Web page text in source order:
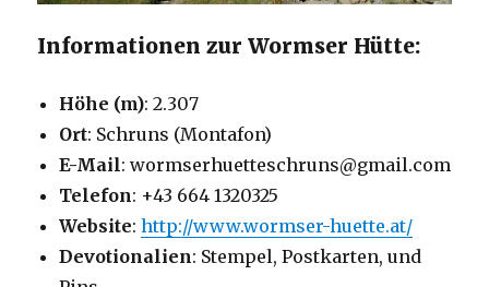
Informationen zur Wormser Hütte:
Höhe (m): 2.307
Ort: Schruns (Montafon)
E-Mail: wormserhuetteschruns@gmail.com
Telefon: +43 664 1320325
Website:http://www.wormser-huette.at/
Devotionalien: Stempel, Postkarten, und